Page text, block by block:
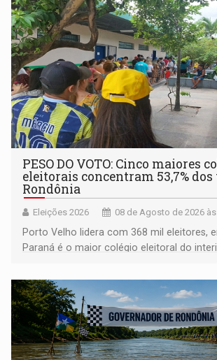
PESO DO VOTO: Cinco maiores
eleitorais concentram 53,7% dos
Rondônia
Eleições 2026 08 de Agosto de 2026
Porto Velho lidera com 368 mil eleitores,
Paraná é o maior colégio eleitoral do